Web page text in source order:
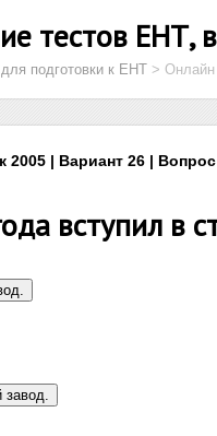
тестов ЕНТ,
подготовки к ЕНТ > Онлайн
2005 | Вариант 26 |
вступил в